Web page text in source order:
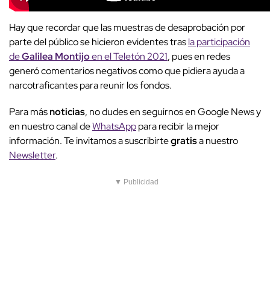
Hay que recordar que las muestras de desaprobación por
parte del público se hicieron evidentes trasla participación
deGalilea Montijoen el Teletón 2021, pues en redes
generó comentarios negativos como que pidiera ayuda a
narcotraficantes para reunir los fondos.
Para másnoticias, no dudes en seguirnos en Google News y
en nuestro canal deWhatsApppara recibir la mejor
información. Te invitamos a suscribirtegratisa nuestro
Newsletter.
▼ Publicidad